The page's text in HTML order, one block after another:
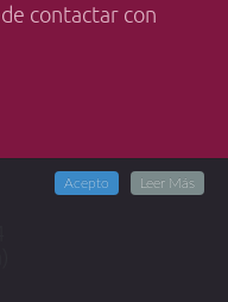
contactar con
Acepto Leer Más